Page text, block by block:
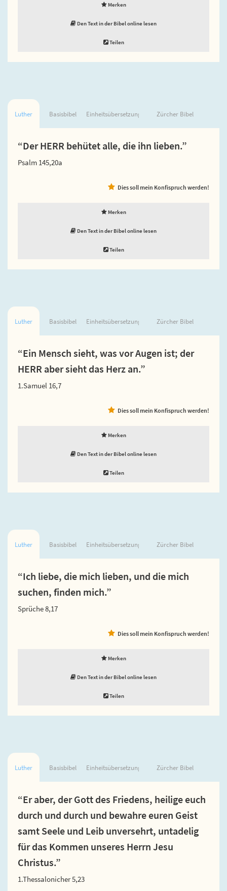
Merken
Den Text in der Bibel online lesen
Teilen
Luther Basisbibel Einheitsübersetzung Zürcher Bibel
“Der HERR behütet alle, die ihn lieben.”
Psalm 145,20a
Dies soll mein Konfispruch werden!
Merken
Den Text in der Bibel online lesen
Teilen
Luther Basisbibel Einheitsübersetzung Zürcher Bibel
“Ein Mensch sieht, was vor Augen ist; der
HERR aber sieht das Herz an.”
1.Samuel 16,7
Dies soll mein Konfispruch werden!
Merken
Den Text in der Bibel online lesen
Teilen
Luther Basisbibel Einheitsübersetzung Zürcher Bibel
“Ich liebe, die mich lieben, und die mich
suchen, finden mich.”
Sprüche 8,17
Dies soll mein Konfispruch werden!
Merken
Den Text in der Bibel online lesen
Teilen
Luther Basisbibel Einheitsübersetzung Zürcher Bibel
“Er aber, der Gott des Friedens, heilige euch
durch und durch und bewahre euren Geist
samt Seele und Leib unversehrt, untadelig
für das Kommen unseres Herrn Jesu
Christus.”
1.Thessalonicher 5,23